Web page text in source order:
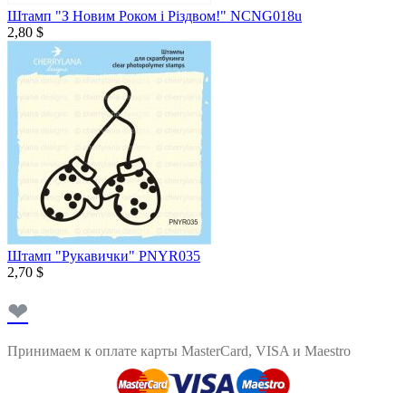
Штамп "З Новим Роком і Різдвом!" NCNG018u
2,80 $
Штамп "Рукавички" PNYR035
2,70 $
❤
Принимаем к оплате карты MasterCard, VISA и Maestro